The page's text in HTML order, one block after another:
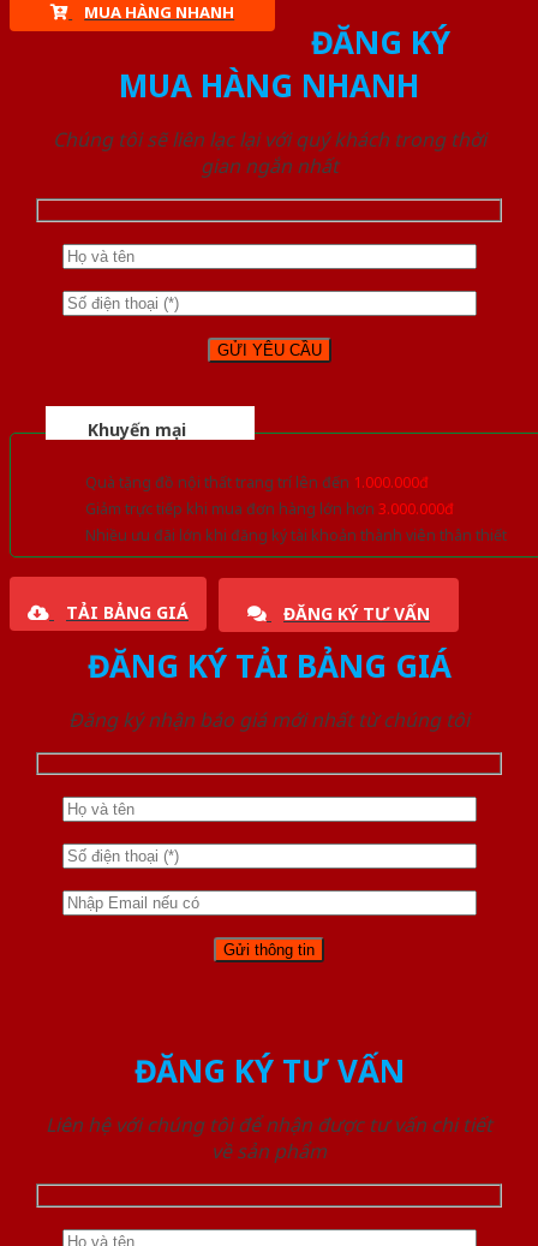
MUA HÀNG NHANH
ĐĂNG KÝ
MUA HÀNG NHANH
Chúng tôi sẽ liên lạc lại với quý khách trong thời
gian ngắn nhất
Khuyến mại
Quà tặng đồ nội thất trang trí lên đến 1.000.000đ
Giảm trực tiếp khi mua đơn hàng lớn hơn 3.000.000đ
Nhiều ưu đãi lớn khi đăng ký tài khoản thành viên thân thiết
TẢI BẢNG GIÁ ĐĂNG KÝ TƯ VẤN
ĐĂNG KÝ TẢI BẢNG GIÁ
Đăng ký nhận báo giá mới nhất từ chúng tôi
ĐĂNG KÝ TƯ VẤN
Liên hệ với chúng tôi để nhận được tư vấn chi tiết
về sản phẩm